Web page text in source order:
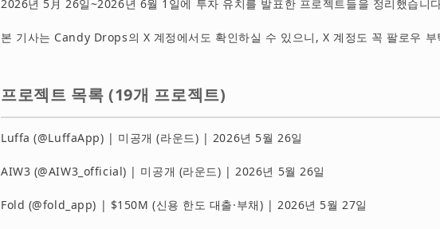
2026년 5月 26일~2026년 6월 1일에 투자 유치를 발표한 프로젝트들을 정리했습니
본 기사는 Candy Drops의 X 계정에서도 확인하실 수 있으니, X 계정도 꼭 팔로우 부
프로젝트 목록 (19개 프로젝트)
Luffa (@LuffaApp) | 미공개 (라운드) | 2026년 5월 26일
AIW3 (@AIW3_official) | 미공개 (라운드) | 2026년 5월 26일
Fold (@fold_app) | $150M (신용 한도 대출·부채) | 2026년 5월 27일